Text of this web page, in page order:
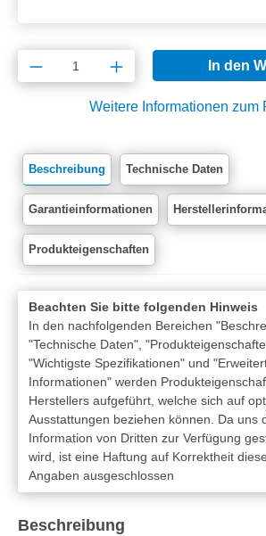
Produkt Anzahl: Gib den
In den
Weitere Informationen zum
Beschreibung Technische Daten
Garantieinformationen
Produkteigenschaften
Beachten Sie bitte folgenden Hinweis
In den nachfolgenden Bereichen
"Technische Daten",
"Wichtigste Spezifikationen" und
Informationen" werden
Herstellers aufgeführt, welche sich auf
Ausstattungen beziehen können. Da uns
Information von Dritten zur Verfügung
wird, ist eine Haftung auf Korrektheit
Angaben ausgeschlossen
Beschreibung